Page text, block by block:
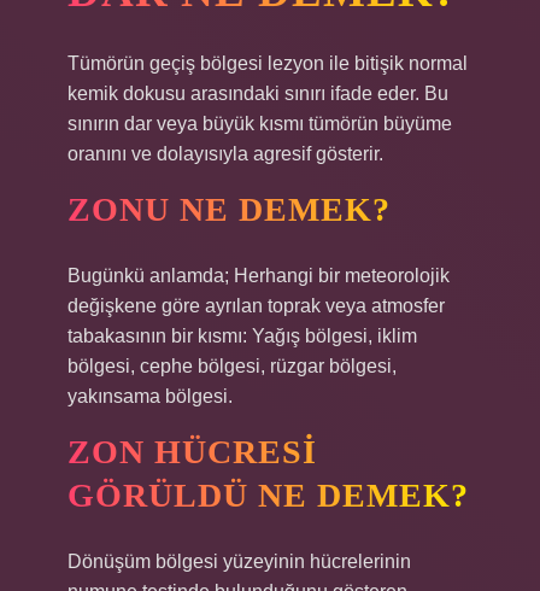
Tümörün geçiş bölgesi lezyon ile bitişik normal
kemik dokusu arasındaki sınırı ifade eder. Bu
sınırın dar veya büyük kısmı tümörün büyüme
oranını ve dolayısıyla agresif gösterir.
ZONU NE DEMEK?
Bugünkü anlamda; Herhangi bir meteorolojik
değişkene göre ayrılan toprak veya atmosfer
tabakasının bir kısmı: Yağış bölgesi, iklim
bölgesi, cephe bölgesi, rüzgar bölgesi,
yakınsama bölgesi.
ZON HÜCRESI
GÖRÜLDÜ NE DEMEK?
Dönüşüm bölgesi yüzeyinin hücrelerinin